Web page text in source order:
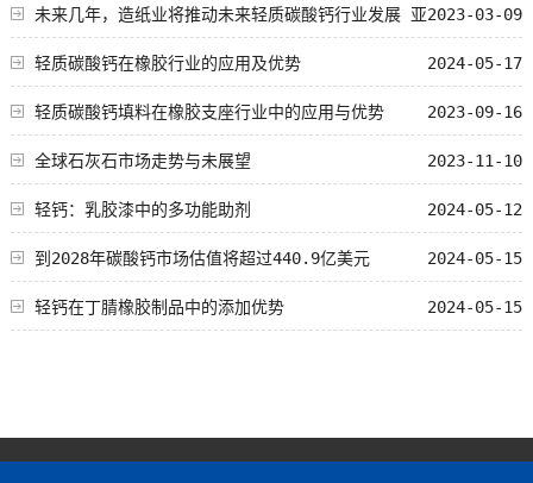
2023-03-09
未来几年，造纸业将推动未来轻质碳酸钙行业发展 亚
太地区仍将主导全
2024-05-17
轻质碳酸钙在橡胶行业的应用及优势
2023-09-16
轻质碳酸钙填料在橡胶支座行业中的应用与优势
2023-11-10
全球石灰石市场走势与未展望
2024-05-12
轻钙：乳胶漆中的多功能助剂
2024-05-15
到2028年碳酸钙市场估值将超过440.9亿美元
2024-05-15
轻钙在丁腈橡胶制品中的添加优势